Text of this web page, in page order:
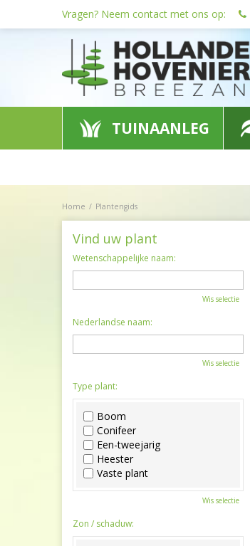
Home Plantengids
Vragen? Neem contact met ons op:
TUINAANLEG
Vind uw plant
Wetenschappelijke naam:
Wis selectie
Nederlandse naam:
Wis selectie
Type plant:
Boom
Conifeer
Een-tweejarig
Heester
Vaste plant
Wis selectie
Zon / schaduw: